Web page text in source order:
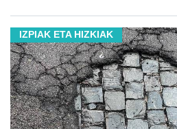
IZPIAK ETA HIZKIAK